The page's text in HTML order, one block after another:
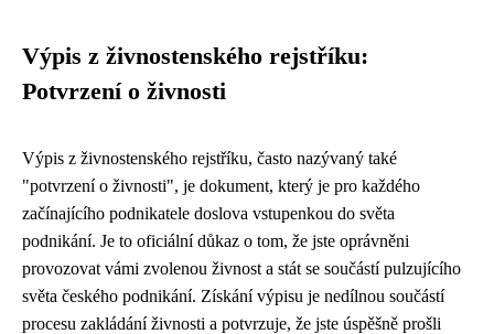
Výpis z živnostenského rejstříku:
Potvrzení o živnosti
Výpis z živnostenského rejstříku, často nazývaný také
"potvrzení o živnosti", je dokument, který je pro každého
začínajícího podnikatele doslova vstupenkou do světa
podnikání. Je to oficiální důkaz o tom, že jste oprávněni
provozovat vámi zvolenou živnost a stát se součástí pulzujícího
světa českého podnikání. Získání výpisu je nedílnou součástí
procesu zakládání živnosti a potvrzuje, že jste úspěšně prošli